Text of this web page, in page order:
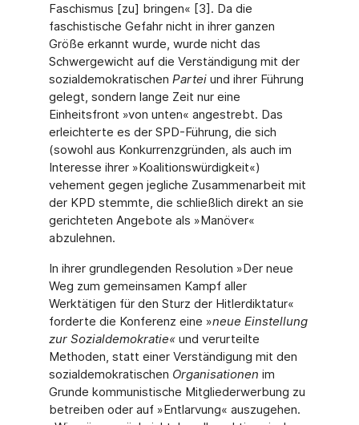
Faschismus [zu] bringen« [3]. Da die
faschistische Gefahr nicht in ihrer ganzen
Größe erkannt wurde, wurde nicht das
Schwergewicht auf die Verständigung mit der
sozialdemokratischen Partei und ihrer Führung
gelegt, sondern lange Zeit nur eine
Einheitsfront »von unten« angestrebt. Das
erleichterte es der SPD-Führung, die sich
(sowohl aus Konkurrenzgründen, als auch im
Interesse ihrer »Koalitionswürdigkeit«)
vehement gegen jegliche Zusammenarbeit mit
der KPD stemmte, die schließlich direkt an sie
gerichteten Angebote als »Manöver«
abzulehnen.
In ihrer grundlegenden Resolution »Der neue
Weg zum gemeinsamen Kampf aller
Werktätigen für den Sturz der Hitlerdiktatur«
forderte die Konferenz eine »neue Einstellung
zur Sozialdemokratie« und verurteilte
Methoden, statt einer Verständigung mit den
sozialdemokratischen Organisationen im
Grunde kommunistische Mitgliederwerbung zu
betreiben oder auf »Entlarvung« auszugehen.